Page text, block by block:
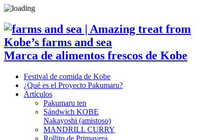
Marca de alimentos frescos de Kobe
Festival de comida de Kobe
¿Qué es el Proyecto Pakumaru?
Artículos
Pakumaru ten
Sándwich KOBE
Nakayoshi (amistoso)
MANDRILL CURRY
Rollito de Primavera